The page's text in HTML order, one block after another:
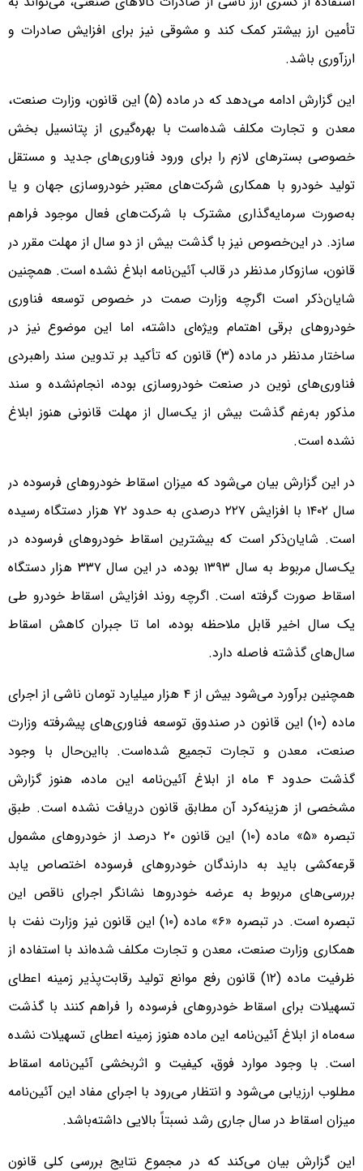
تأمین ارز بیشتر کمک کند و مشوقی نیز برای افزایش صادرات و
ارزآوری باشد.
این گزارش ادامه می‌دهد که در ماده (۵) این قانون، وزارت صنعت،
معدن و تجارت مکلف شده‌است با بهره‌گیری از پتانسیل بخش
خصوصی بسترهای لازم را برای ورود فناوری‌های جدید و مستقل
تولید خودرو با همکاری شرکت‌های معتبر خودروسازی جهان و یا
به‌صورت سرمایه‌گذاری مشترک با شرکت‌های فعال موجود فراهم
سازد. در این‌خصوص نیز با گذشت بیش از دو سال از مهلت مقرر در
قانون، سازوکار مدنظر در قالب آئین‌نامه ابلاغ نشده است. همچنین
شایان‌ذکر است اگرچه وزارت صمت در خصوص توسعه فناوری
خودروهای برقی اهتمام ویژه‌ای داشته، اما این موضوع نیز در
ساختار مدنظر در ماده (۳) قانون که تأکید بر تدوین سند راهبردی
فناوری‌های نوین در صنعت خودروسازی بوده، انجام‌نشده و سند
مذکور به‌رغم گذشت بیش از یک‌سال از مهلت قانونی هنوز ابلاغ
نشده است.
در این گزارش بیان می‌شود که میزان اسقاط خودروهای فرسوده در
سال ۱۴۰۲ با افزایش ۲۲۷ درصدی به حدود ۷۲ هزار دستگاه رسیده
است. شایان‌ذکر است که بیشترین اسقاط خودروهای فرسوده در
یک‌سال مربوط به سال ۱۳۹۳ بوده، در این سال ۳۳۷ هزار دستگاه
اسقاط صورت گرفته است. اگرچه روند افزایش اسقاط خودرو طی
یک سال اخیر قابل ملاحظه بوده، اما تا جبران کاهش اسقاط
سال‌های گذشته فاصله دارد.
همچنین برآورد می‌شود بیش از ۴ هزار میلیارد تومان ناشی از اجرای
ماده (۱۰) این قانون در صندوق توسعه فناوری‌های پیشرفته وزارت
صنعت، معدن و تجارت تجمیع شده‌است. بااین‌حال با وجود
گذشت حدود ۴ ماه از ابلاغ آئین‌نامه این ماده، هنوز گزارش
مشخصی از هزینه‌کرد آن مطابق قانون دریافت نشده است. طبق
تبصره «۵» ماده (۱۰) این قانون ۲۰ درصد از خودروهای مشمول
قرعه‌کشی باید به دارندگان خودروهای فرسوده اختصاص یابد
بررسی‌های مربوط به عرضه خودروها نشانگر اجرای ناقص این
تبصره است. در تبصره «۶» ماده (۱۰) این قانون نیز وزارت نفت با
همکاری وزارت صنعت، معدن و تجارت مکلف شده‌اند با استفاده از
ظرفیت ماده (۱۲) قانون رفع موانع تولید رقابت‌پذیر زمینه اعطای
تسهیلات برای اسقاط خودروهای فرسوده را فراهم کنند با گذشت
سه‌ماه از ابلاغ آئین‌نامه این ماده هنوز زمینه اعطای تسهیلات نشده
است. با وجود موارد فوق، کیفیت و اثربخشی آئین‌نامه اسقاط
مطلوب ارزیابی می‌شود و انتظار می‌رود با اجرای مفاد این آئین‌نامه
میزان اسقاط در سال جاری رشد نسبتاً بالایی داشته‌باشد.
این گزارش بیان می‌کند که در مجموع نتایج بررسی کلی قانون